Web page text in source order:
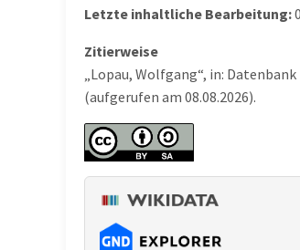
Letzte inhaltliche Bearbeitung:
Zitierweise
„Lopau, Wolfgang“, in:
(aufgerufen am 08.08.2026).